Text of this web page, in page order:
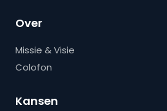
Over
Missie & Visie
Colofon
Kansen